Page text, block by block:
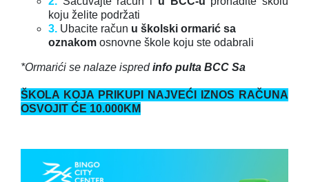
koju želite podržati
3. Ubacite račun u školski ormarić sa
oznakom osnovne škole koju ste odabrali
*Ormarići se nalaze ispredinfo pulta BCC Sa
ŠKOLA KOJA PRIKUPI NAJVEĆI IZNOS RAČUNA
OSVOJIT ĆE 10.000KM